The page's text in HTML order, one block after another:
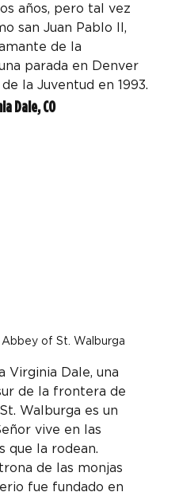
años, pero tal vez
san Juan Pablo II,
de la
parada en Denver
la Juventud en 1993.
Dale, CO
of St. Walburga
Virginia Dale, una
de la frontera de
Walburga es un
vive en las
que la rodean.
de las monjas
fue fundado en